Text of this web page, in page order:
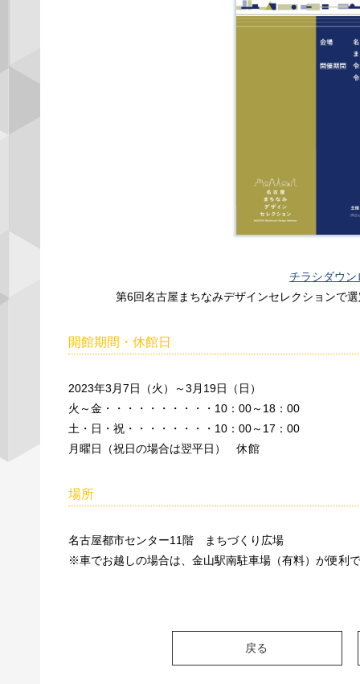
チラシダウ
第6回名古屋まちなみデザインセレクションで
開館期間・休館日
2023年3月7日（火）～3月19日（日）
火～金・・・・・・・・・・10：00～18：00
土・日・祝・・・・・・・・10：00～17：00
月曜日（祝日の場合は翌平日） 休館
場所
名古屋都市センター11階 まちづくり広場
※車でお越しの場合は、金山駅南駐車場（有料）が便利
戻る